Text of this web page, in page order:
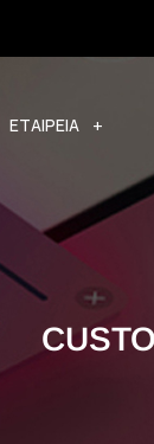
ΕΤΑΙΡΕΙΑ